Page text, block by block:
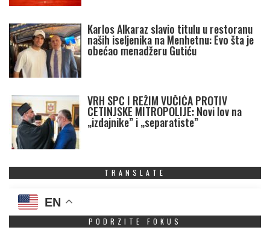
Karlos Alkaraz slavio titulu u restoranu
naših iseljenika na Menhetnu: Evo šta je
obećao menadžeru Gutiću
VRH SPC I REŽIM VUČIĆA PROTIV
CETINJSKE MITROPOLIJE: Novi lov na
„izdajnike” i „separatiste”
TRANSLATE
EN
PODRZITE FOKUS